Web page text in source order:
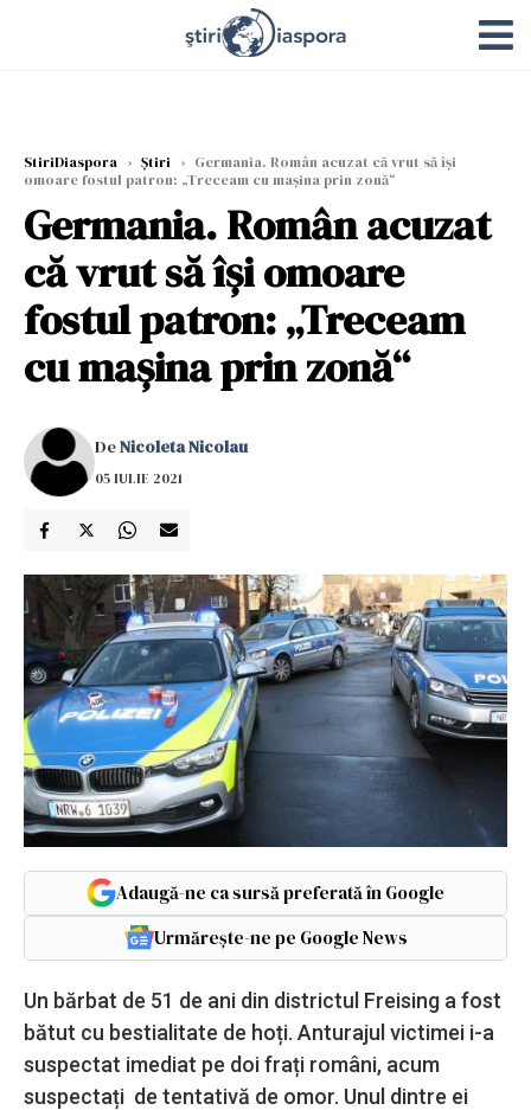
StiriDiaspora › Știri › Germania. Român acuzat că vrut să își
omoare fostul patron: „Treceam cu mașina prin zonă“
Germania. Român acuzat
că vrut să își omoare
fostul patron: „Treceam
cu mașina prin zonă“
DeNicoleta Nicolau
05 IULIE 2021
Adaugă-ne ca sursă preferată în Google
Urmărește-ne pe Google News
Un bărbat de 51 de ani din districtul Freising a fost
bătut cu bestialitate de hoți. Anturajul victimei i-a
suspectat imediat pe doi frați români, acum
suspectați de tentativă de omor. Unul dintre ei